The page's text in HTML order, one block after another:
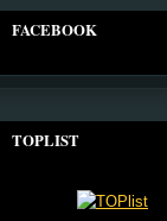
FACEBOOK
TOPLIST